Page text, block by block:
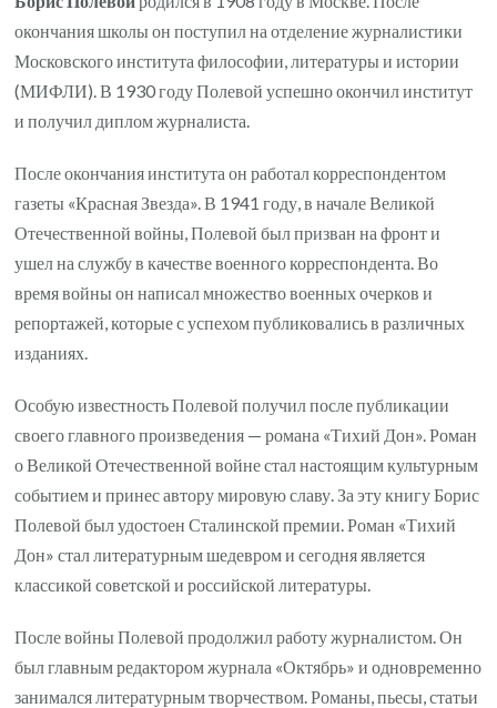
окончания школы он поступил на отделение журналистики
Московского института философии, литературы и истории
(МИФЛИ). В 1930 году Полевой успешно окончил институт
и получил диплом журналиста.
После окончания института он работал корреспондентом
газеты «Красная Звезда». В 1941 году, в начале Великой
Отечественной войны, Полевой был призван на фронт и
ушел на службу в качестве военного корреспондента. Во
время войны он написал множество военных очерков и
репортажей, которые с успехом публиковались в различных
изданиях.
Особую известность Полевой получил после публикации
своего главного произведения — романа «Тихий Дон». Роман
о Великой Отечественной войне стал настоящим культурным
событием и принес автору мировую славу. За эту книгу Борис
Полевой был удостоен Сталинской премии. Роман «Тихий
Дон» стал литературным шедевром и сегодня является
классикой советской и российской литературы.
После войны Полевой продолжил работу журналистом. Он
был главным редактором журнала «Октябрь» и одновременно
занимался литературным творчеством. Романы, пьесы, статьи